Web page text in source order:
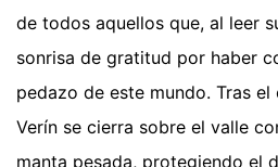
de todos aquellos que, al leer
sonrisa de gratitud por haber
pedazo de este mundo. Tras
Verín se cierra sobre el valle
manta pesada, protegiendo el